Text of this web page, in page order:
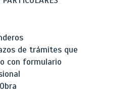
de trámites que
con formulario